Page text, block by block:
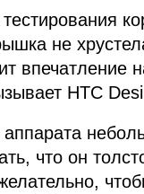
не
впечатление
HTC
аппарата
что он